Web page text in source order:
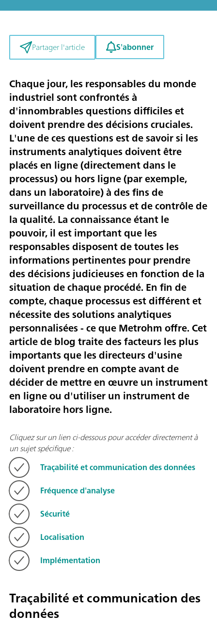
Partager l'article S'abonner
Chaque jour, les responsables du monde
industriel sont confrontés à
d'innombrables questions difficiles et
doivent prendre des décisions cruciales.
L'une de ces questions est de savoir si les
instruments analytiques doivent être
placés en ligne (directement dans le
processus) ou hors ligne (par exemple,
dans un laboratoire) à des fins de
surveillance du processus et de contrôle de
la qualité. La connaissance étant le
pouvoir, il est important que les
responsables disposent de toutes les
informations pertinentes pour prendre
des décisions judicieuses en fonction de la
situation de chaque procédé. En fin de
compte, chaque processus est différent et
nécessite des solutions analytiques
personnalisées - ce que Metrohm offre. Cet
article de blog traite des facteurs les plus
importants que les directeurs d'usine
doivent prendre en compte avant de
décider de mettre en œuvre un instrument
en ligne ou d'utiliser un instrument de
laboratoire hors ligne.
Cliquez sur un lien ci-dessous pour accéder directement à
un sujet spécifique :
Traçabilité et communication des données
Fréquence d'analyse
Sécurité
Localisation
Implémentation
Traçabilité et communication des
données